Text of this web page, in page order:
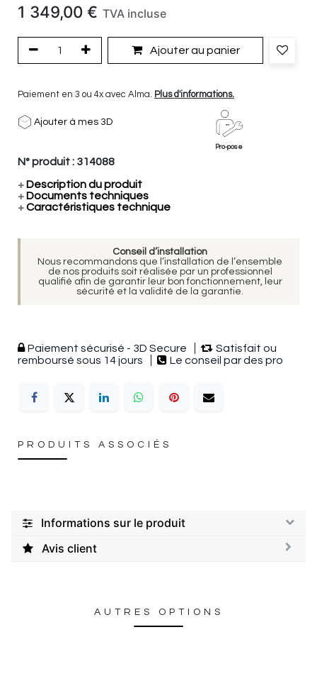
1 349,00 € TVA incluse
Ajouter au panier
Paiement en 3 ou 4x avec Alma. Plus d'informations.
Ajouter à mes 3D
Pro-pose
N° produit : 314088
+ Description du produit
+ Documents techniques
+Caractéristiques technique
Conseil d’installation
Nous recommandons que l’installation de l’ensemble
de nos produits soit réalisée par un professionnel
qualifié afin de garantir leur bon fonctionnement, leur
sécurité et la validité de la garantie.
Paiement sécurisé - 3D Secure
Satisfait ou
remboursé sous 14 jours
Le conseil par des pro
PRODUITS ASSOCIÉS
Informations sur le produit
Avis client
AUTRES OPTIONS